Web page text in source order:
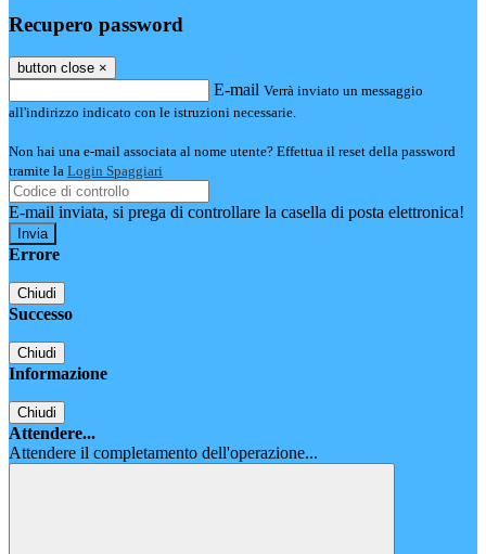
Recupero password
button close ×
E-mail Verrà inviato un messaggio
all'indirizzo indicato con le istruzioni necessarie.
Non hai una e-mail associata al nome utente? Effettua il reset della password
tramite la Login Spaggiari
E-mail inviata, si prega di controllare la casella di posta elettronica!
Errore
Chiudi
Successo
Chiudi
Informazione
Chiudi
Attendere...
Attendere il completamento dell'operazione...